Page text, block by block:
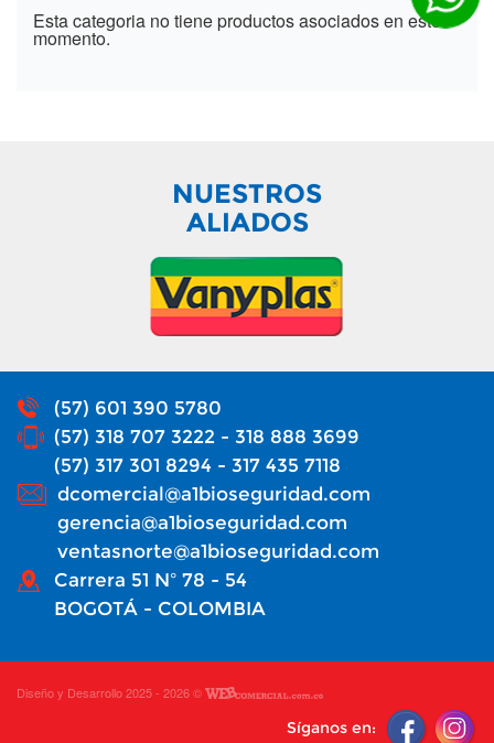
Esta categoria no tiene productos asociados en este
momento.
NUESTROS
ALIADOS
(57) 601 390 5780
(57) 318 707 3222 - 318 888 3699
(57) 317 301 8294 - 317 435 7118
dcomercial@a1bioseguridad.com
gerencia@a1bioseguridad.com
ventasnorte@a1bioseguridad.com
Carrera 51 Nº 78 - 54
BOGOTÁ - COLOMBIA
Diseño y Desarrollo 2025 - 2026 ©
Síganos en: